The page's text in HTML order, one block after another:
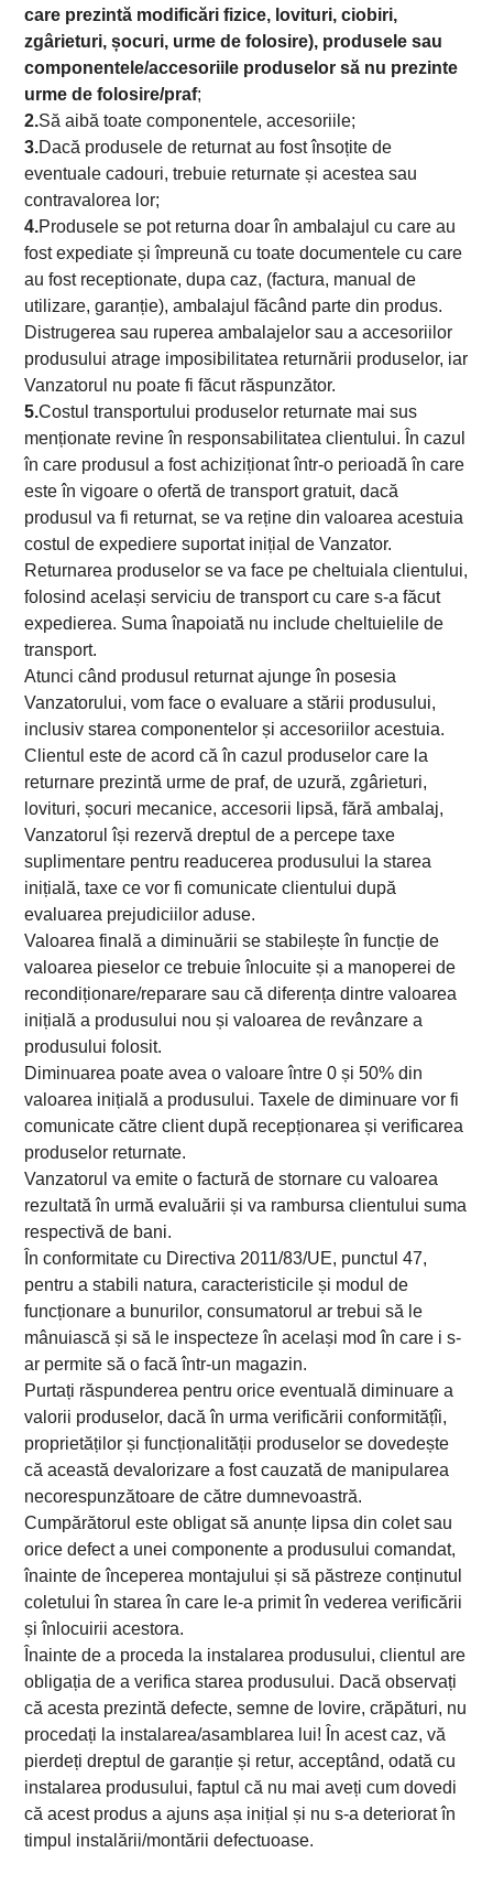
care prezintă modificări fizice, lovituri, ciobiri,
zgârieturi, șocuri, urme de folosire), produsele sau
componentele/accesoriile produselor să nu prezinte
urme de folosire/praf;
2.Să aibă toate componentele, accesoriile;
3.Dacă produsele de returnat au fost însoțite de
eventuale cadouri, trebuie returnate și acestea sau
contravalorea lor;
4.Produsele se pot returna doar în ambalajul cu care au
fost expediate și împreună cu toate documentele cu care
au fost receptionate, dupa caz, (factura, manual de
utilizare, garanție), ambalajul făcând parte din produs.
Distrugerea sau ruperea ambalajelor sau a accesoriilor
produsului atrage imposibilitatea returnării produselor, iar
Vanzatorul nu poate fi făcut răspunzător.
5.Costul transportului produselor returnate mai sus
menționate revine în responsabilitatea clientului. În cazul
în care produsul a fost achiziționat într-o perioadă în care
este în vigoare o ofertă de transport gratuit, dacă
produsul va fi returnat, se va reține din valoarea acestuia
costul de expediere suportat inițial de Vanzator.
Returnarea produselor se va face pe cheltuiala clientului,
folosind același serviciu de transport cu care s-a făcut
expedierea. Suma înapoiată nu include cheltuielile de
transport.
Atunci când produsul returnat ajunge în posesia
Vanzatorului, vom face o evaluare a stării produsului,
inclusiv starea componentelor și accesoriilor acestuia.
Clientul este de acord că în cazul produselor care la
returnare prezintă urme de praf, de uzură, zgârieturi,
lovituri, șocuri mecanice, accesorii lipsă, fără ambalaj,
Vanzatorul își rezervă dreptul de a percepe taxe
suplimentare pentru readucerea produsului la starea
inițială, taxe ce vor fi comunicate clientului după
evaluarea prejudiciilor aduse.
Valoarea finală a diminuării se stabilește în funcție de
valoarea pieselor ce trebuie înlocuite și a manoperei de
recondiționare/reparare sau că diferența dintre valoarea
inițială a produsului nou și valoarea de revânzare a
produsului folosit.
Diminuarea poate avea o valoare între 0 și 50% din
valoarea inițială a produsului. Taxele de diminuare vor fi
comunicate către client după recepționarea și verificarea
produselor returnate.
Vanzatorul va emite o factură de stornare cu valoarea
rezultată în urmă evaluării și va rambursa clientului suma
respectivă de bani.
În conformitate cu Directiva 2011/83/UE, punctul 47,
pentru a stabili natura, caracteristicile și modul de
funcționare a bunurilor, consumatorul ar trebui să le
mânuiască și să le inspecteze în același mod în care i s-
ar permite să o facă într-un magazin.
Purtați răspunderea pentru orice eventuală diminuare a
valorii produselor, dacă în urma verificării conformitățîi,
proprietăților și funcționalității produselor se dovedește
că această devalorizare a fost cauzată de manipularea
necorespunzătoare de către dumnevoastră.
Cumpărătorul este obligat să anunțe lipsa din colet sau
orice defect a unei componente a produsului comandat,
înainte de începerea montajului și să păstreze conținutul
coletului în starea în care le-a primit în vederea verificării
și înlocuirii acestora.
Înainte de a proceda la instalarea produsului, clientul are
obligația de a verifica starea produsului. Dacă observați
că acesta prezintă defecte, semne de lovire, crăpături, nu
procedați la instalarea/asamblarea lui! În acest caz, vă
pierdeți dreptul de garanție și retur, acceptând, odată cu
instalarea produsului, faptul că nu mai aveți cum dovedi
că acest produs a ajuns așa inițial și nu s-a deteriorat în
timpul instalării/montării defectuoase.